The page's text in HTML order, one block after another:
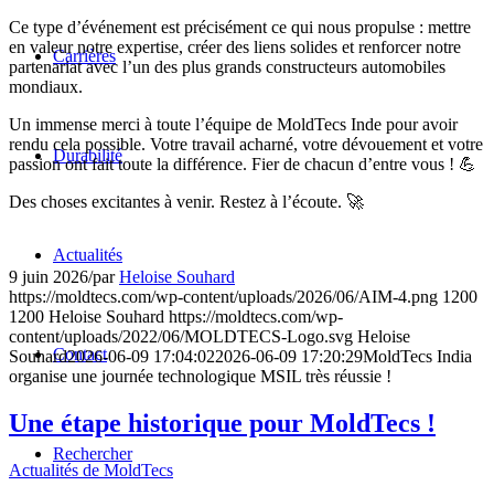
Carrières
Durabilité
Actualités
Contact
Rechercher
Ce type d’événement est précisément ce qui nous propulse : mettre
en valeur notre expertise, créer des liens solides et renforcer notre
partenariat avec l’un des plus grands constructeurs automobiles
mondiaux.
Un immense merci à toute l’équipe de MoldTecs Inde pour avoir
rendu cela possible. Votre travail acharné, votre dévouement et votre
passion ont fait toute la différence. Fier de chacun d’entre vous ! 💪
Des choses excitantes à venir. Restez à l’écoute. 🚀
9 juin 2026/parHeloise Souhard
https://moldtecs.com/wp-content/uploads/2026/06/AIM-4.png 1200
1200 Heloise Souhard https://moldtecs.com/wp-
content/uploads/2022/06/MOLDTECS-Logo.svg Heloise
Souhard2026-06-09 17:04:022026-06-09 17:20:29MoldTecs India
organise une journée technologique MSIL très réussie !
Une étape historique pour MoldTecs !
Actualités de MoldTecs